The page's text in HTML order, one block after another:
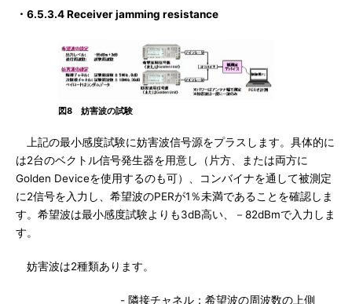
・6.5.3.4 Receiver jamming resistance
図8 妨害波の試験
上記の最小感度試験に妨害波信号源をプラスします。具体的に
は2台のベクトル信号発生器を用意し（片方、または両方に
Golden Deviceを使用するのも可）、コンバイナを通して被測定
に2信号を入力し、希望波のPERが1％未満であることを確認しま
す。希望波は最小感度試験よりも3dB高い、－82dBmで入力しま
す。
妨害波は2種類あります。
- 隣接チャネル：希望波の周波数の上側